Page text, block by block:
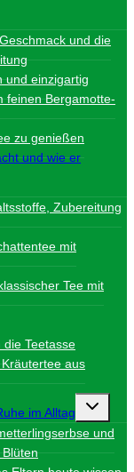
und die
und einzigartig
feinen Bergamotte-
zu genießen
und wie er
Zubereitung
mit
Tee mit
Teetasse
aus
im Alltag
und